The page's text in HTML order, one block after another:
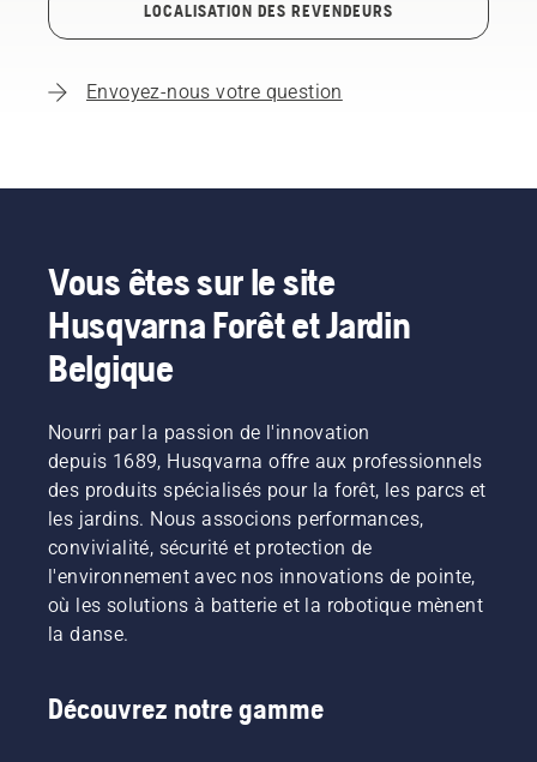
LOCALISATION DES REVENDEURS
Envoyez-nous votre question
Vous êtes sur le site
Husqvarna Forêt et Jardin
Belgique
Nourri par la passion de l'innovation
depuis 1689, Husqvarna offre aux professionnels
des produits spécialisés pour la forêt, les parcs et
les jardins. Nous associons performances,
convivialité, sécurité et protection de
l'environnement avec nos innovations de pointe,
où les solutions à batterie et la robotique mènent
la danse.
Découvrez notre gamme